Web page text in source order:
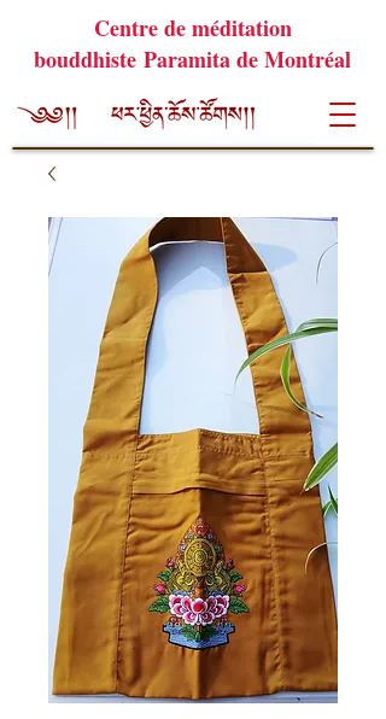
Centre de méditation
bouddhiste Paramita de Montréal